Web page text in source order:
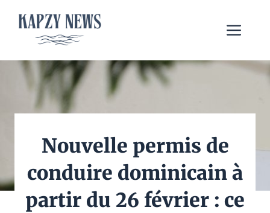
contenu
Nouvelle permis de
conduire dominicain à
partir du 26 février : ce